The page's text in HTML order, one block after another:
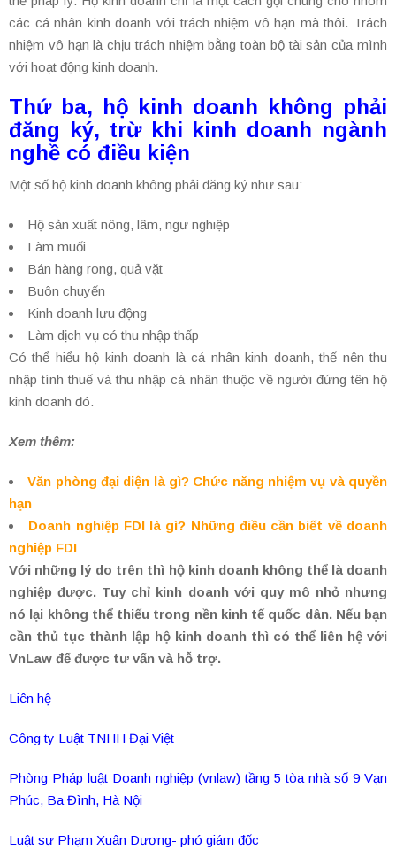
các cá nhân kinh doanh với trách nhiệm vô hạn mà thôi. Trách
nhiệm vô hạn là chịu trách nhiệm bằng toàn bộ tài sản của mình
với hoạt động kinh doanh.
Thứ ba, hộ kinh doanh không phải
đăng ký, trừ khi kinh doanh ngành
nghề có điều kiện
Một số hộ kinh doanh không phải đăng ký như sau:
Hộ sản xuất nông, lâm, ngư nghiệp
Làm muối
Bán hàng rong, quả vặt
Buôn chuyến
Kinh doanh lưu động
Làm dịch vụ có thu nhập thấp
Có thể hiểu hộ kinh doanh là cá nhân kinh doanh, thế nên thu
nhập tính thuế và thu nhập cá nhân thuộc về người đứng tên hộ
kinh doanh đó.
Xem thêm:
Văn phòng đại diện là gì? Chức năng nhiệm vụ và quyền
hạn
Doanh nghiệp FDI là gì? Những điều cần biết về doanh
nghiệp FDI
Với những lý do trên thì hộ kinh doanh không thể là doanh
nghiệp được. Tuy chỉ kinh doanh với quy mô nhỏ nhưng
nó lại không thể thiếu trong nền kinh tế quốc dân. Nếu bạn
cần thủ tục thành lập hộ kinh doanh thì có thể liên hệ với
VnLaw để được tư vấn và hỗ trợ.
Liên hệ
Công ty Luật TNHH Đại Việt
Phòng Pháp luật Doanh nghiệp (vnlaw) tầng 5 tòa nhà số 9 Vạn
Phúc, Ba Đình, Hà Nội
Luật sư Phạm Xuân Dương- phó giám đốc